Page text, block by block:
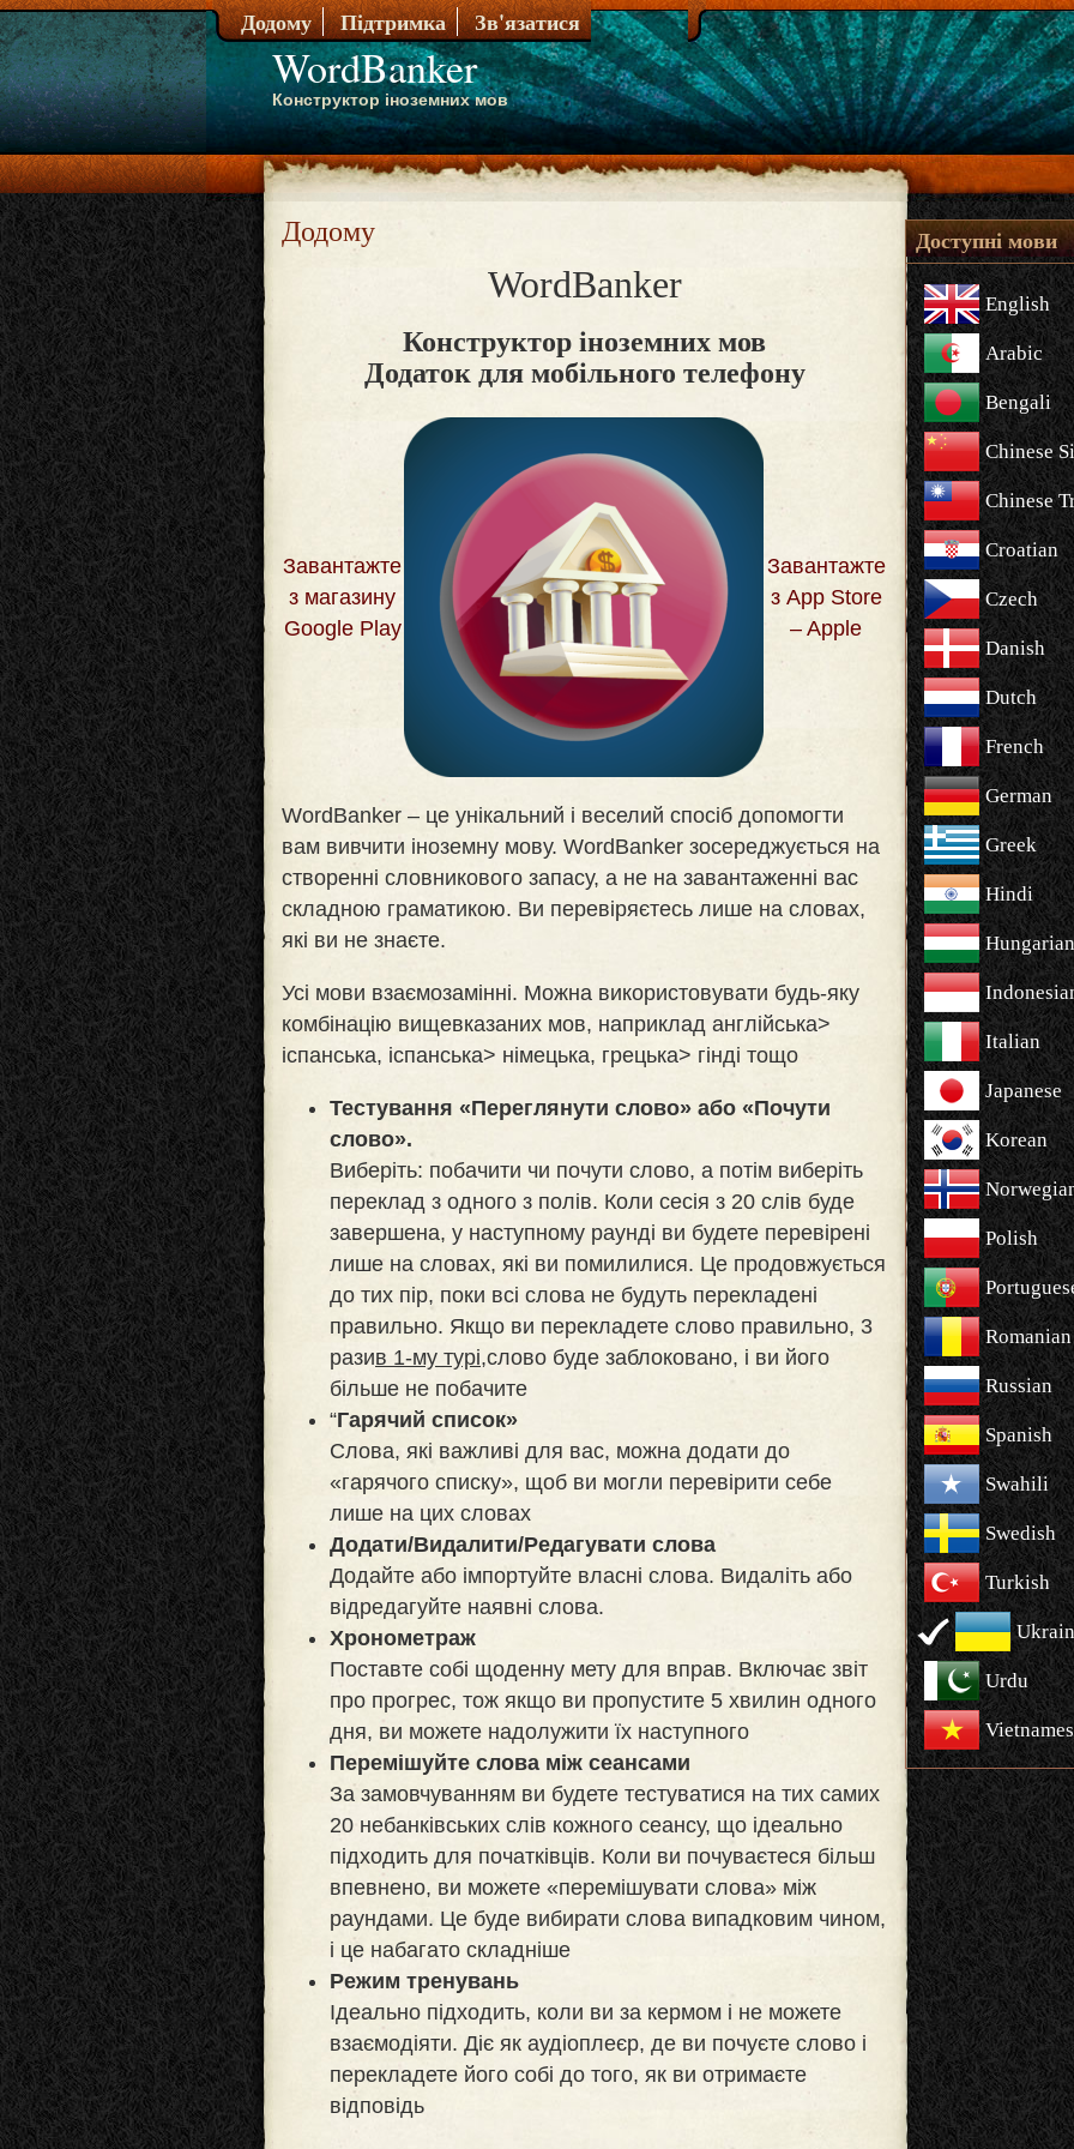
WordBanker
Конструктор іноземних мов
Додому Підтримка Зв'язатися
Додому
WordBanker
Конструктор іноземних мов
Додаток для мобільного телефону
Завантажте
з магазину
Google Play
Завантажте
з App Store
– Apple
WordBanker – це унікальний і веселий спосіб допомогти
вам вивчити іноземну мову. WordBanker зосереджується на
створенні словникового запасу, а не на завантаженні вас
складною граматикою. Ви перевіряєтесь лише на словах,
які ви не знаєте.
Усі мови взаємозамінні. Можна використовувати будь-яку
комбінацію вищевказаних мов, наприклад англійська>
іспанська, іспанська> німецька, грецька> гінді тощо
Тестування «Переглянути слово» або «Почути
слово».
Виберіть: побачити чи почути слово, а потім виберіть
переклад з одного з полів. Коли сесія з 20 слів буде
завершена, у наступному раунді ви будете перевірені
лише на словах, які ви помилилися. Це продовжується
до тих пір, поки всі слова не будуть перекладені
правильно. Якщо ви перекладете слово правильно, 3
разив 1-му турі,слово буде заблоковано, і ви його
більше не побачите
“Гарячий список»
Слова, які важливі для вас, можна додати до
«гарячого списку», щоб ви могли перевірити себе
лише на цих словах
Додати/Видалити/Редагувати слова
Додайте або імпортуйте власні слова. Видаліть або
відредагуйте наявні слова.
Хронометраж
Поставте собі щоденну мету для вправ. Включає звіт
про прогрес, тож якщо ви пропустите 5 хвилин одного
дня, ви можете надолужити їх наступного
Перемішуйте слова між сеансами
За замовчуванням ви будете тестуватися на тих самих
20 небанківських слів кожного сеансу, що ідеально
підходить для початківців. Коли ви почуваєтеся більш
впевнено, ви можете «перемішувати слова» між
раундами. Це буде вибирати слова випадковим чином,
і це набагато складніше
Режим тренувань
Ідеально підходить, коли ви за кермом і не можете
взаємодіяти. Діє як аудіоплеєр, де ви почуєте слово і
перекладете його собі до того, як ви отримаєте
відповідь
Доступні мови
English
Arabic
Bengali
Chinese
Chinese
Croatian
Czech
Danish
Dutch
French
German
Greek
Hindi
Hungarian
Italian
Japanese
Korean
Polish
Romanian
Russian
Spanish
Swahili
Swedish
Turkish
Urdu